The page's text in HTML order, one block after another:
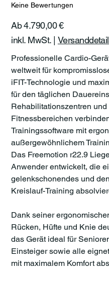
Keine Bewertungen
Ab Preis
4.790,00 €
inkl. MwSt.
Professionelle Cardio-
weltweit für
iFIT-Technologie und
für den täglichen
Rehabilitationszentren
Fitnessbereichen
Trainingssoftware mit
außergewöhnlichem
Das Freemotion r22.9
Anwender entwickelt, die
gelenkschonendes und
Kreislauf-Training
Dank seiner
Rücken, Hüfte und Knie
das Gerät ideal für
Einsteiger sowie alle
mit maximalem Komfort